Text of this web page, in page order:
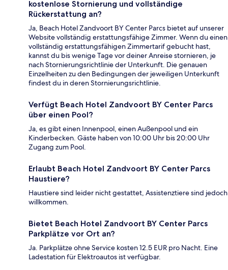
kostenlose Stornierung und vollständige
Rückerstattung an?
Ja, Beach Hotel Zandvoort BY Center Parcs bietet auf unserer
Website vollständig erstattungsfähige Zimmer. Wenn du einen
vollständig erstattungsfähigen Zimmertarif gebucht hast,
kannst du bis wenige Tage vor deiner Anreise stornieren, je
nach Stornierungsrichtlinie der Unterkunft. Die genauen
Einzelheiten zu den Bedingungen der jeweiligen Unterkunft
findest du in deren Stornierungsrichtlinie.
Verfügt Beach Hotel Zandvoort BY Center Parcs
über einen Pool?
Ja, es gibt einen Innenpool, einen Außenpool und ein
Kinderbecken. Gäste haben von 10:00 Uhr bis 20:00 Uhr
Zugang zum Pool.
Erlaubt Beach Hotel Zandvoort BY Center Parcs
Haustiere?
Haustiere sind leider nicht gestattet, Assistenztiere sind jedoch
willkommen.
Bietet Beach Hotel Zandvoort BY Center Parcs
Parkplätze vor Ort an?
Ja. Parkplätze ohne Service kosten 12.5 EUR pro Nacht. Eine
Ladestation für Elektroautos ist verfügbar.